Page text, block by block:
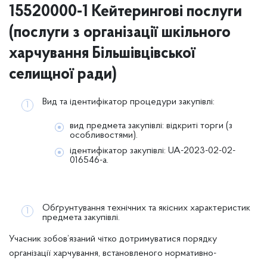
15520000-1 Кейтерингові послуги
(послуги з організації шкільного
харчування Більшівцівської
селищної ради)
Вид та ідентифікатор процедури закупівлі:
вид предмета закупівлі: відкриті торги (з
особливостями).
ідентифікатор закупівлі: UA-2023-02-02-
016546-а.
Обґрунтування технічних та якісних характеристик
предмета закупівлі.
Учасник зобов’язаний чітко дотримуватися порядку
організації харчування, встановленого нормативно-